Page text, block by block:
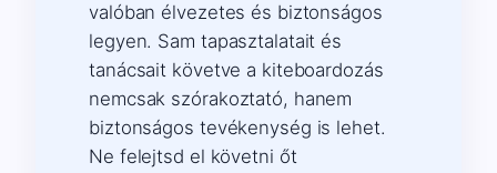
valóban élvezetes és biztonságos
legyen. Sam tapasztalatait és
tanácsait követve a kiteboardozás
nemcsak szórakoztató, hanem
biztonságos tevékenység is lehet.
Ne felejtsd el követni őt